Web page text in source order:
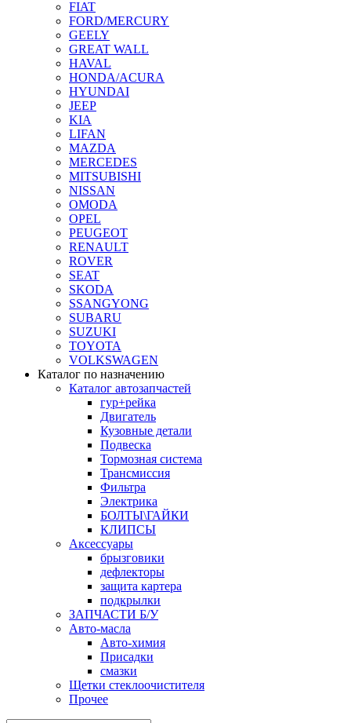
FIAT
FORD/MERCURY
GEELY
GREAT WALL
HAVAL
HONDA/ACURA
HYUNDAI
JEEP
KIA
LIFAN
MAZDA
MERCEDES
MITSUBISHI
NISSAN
OMODA
OPEL
PEUGEOT
RENAULT
ROVER
SEAT
SKODA
SSANGYONG
SUBARU
SUZUKI
TOYOTA
VOLKSWAGEN
Каталог по назначению
Каталог автозапчастей
гур+рейка
Двигатель
Кузовные детали
Подвеска
Тормозная система
Трансмиссия
Фильтра
Электрика
БОЛТЫ\ГАЙКИ
КЛИПСЫ
Аксессуары
брызговики
дефлекторы
защита картера
подкрылки
ЗАПЧАСТИ Б/У
Авто-масла
Авто-химия
Присадки
смазки
Щетки стеклоочистителя
Прочее